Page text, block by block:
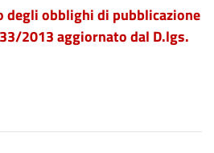
degli obblighi di pubblicazione
2013 aggiornato dal D.lgs.